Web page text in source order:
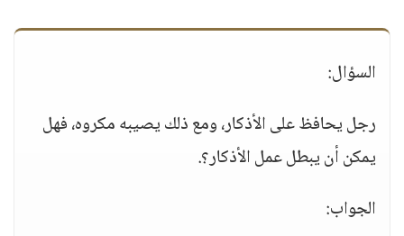
السؤال:
رجل يحافظ على الأذكار، ومع ذلك يصيبه مكروه، فهل
يمكن أن يبطل عمل الأذكار؟.
الجواب: